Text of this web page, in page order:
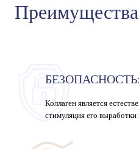
БЕЗОПАСНОСТЬ:
Коллаген является
стимуляция его выработки